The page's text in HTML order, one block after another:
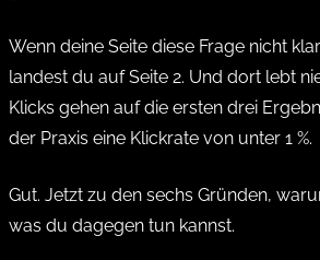
Wenn deine Seite diese Frage nicht
landest du auf Seite 2. Und dort lebt
Klicks gehen auf die ersten drei
der Praxis eine Klickrate von unter 1 %.
Gut. Jetzt zu den sechs Gründen,
was du dagegen tun kannst.